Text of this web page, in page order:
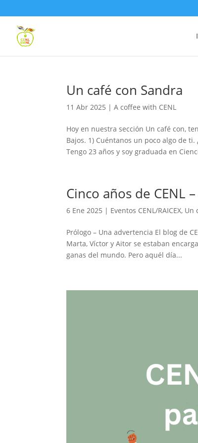
Un café con Sandra
11 Abr 2025 |A coffee with CENL
Hoy en nuestra sección Un café con,
Bajos. 1) Cuéntanos un poco algo de
Tengo 23 años y soy graduada en
Cinco años de CENL
6 Ene 2025 | Eventos CENL/RAICEX, Un
Prólogo – Una advertencia El blog de
Marta, Víctor y Aitor se estaban
ganas del mundo. Pero aquél día...